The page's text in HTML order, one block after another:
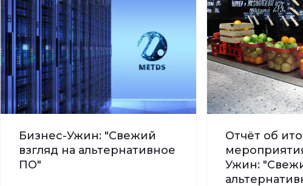
Бизнес-Ужин: "Свежий
взгляд на альтернативное
ПО"
Отчёт об
Ужин: